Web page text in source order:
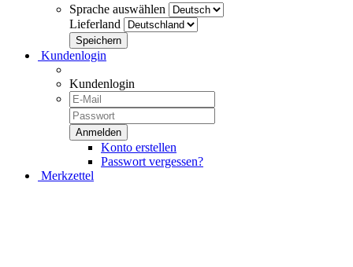
Sprache auswählen
Lieferland
Kundenlogin
Kundenlogin
Konto erstellen
Passwort vergessen?
Merkzettel